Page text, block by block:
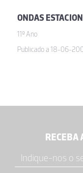
ONDAS
11º Ano
Publicado a 18-06-
RECEBA